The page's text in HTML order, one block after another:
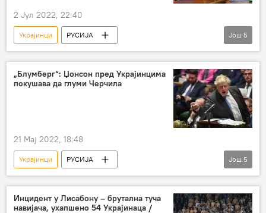
2 Јул 2022, 22:40
Украјинци
РУСИЈА
Специјална операција у Украјини
Дмитриј Медведев
љубав
Европљани
Пољска
Још 5
„Блумберг“: Џонсон пред Украјинцима
покушава да глуми Черчила
21 Мај 2022, 18:48
Украјинци
РУСИЈА
Специјална операција у Украјини
Велика Британија
Борис Џонсон
Још 5
Инцидент у Лисабону – брутална туча
навијача, ухапшено 54 Украјинаца /